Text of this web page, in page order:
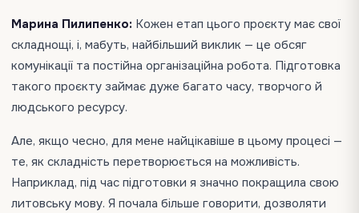
Марина Пилипенко: Кожен етап цього проєкту має свої
складнощі, і, мабуть, найбільший виклик — це обсяг
комунікації та постійна організаційна робота. Підготовка
такого проєкту займає дуже багато часу, творчого й
людського ресурсу.
Але, якщо чесно, для мене найцікавіше в цьому процесі —
те, як складність перетворюється на можливість.
Наприклад, під час підготовки я значно покращила свою
литовську мову. Я почала більше говорити, дозволяти